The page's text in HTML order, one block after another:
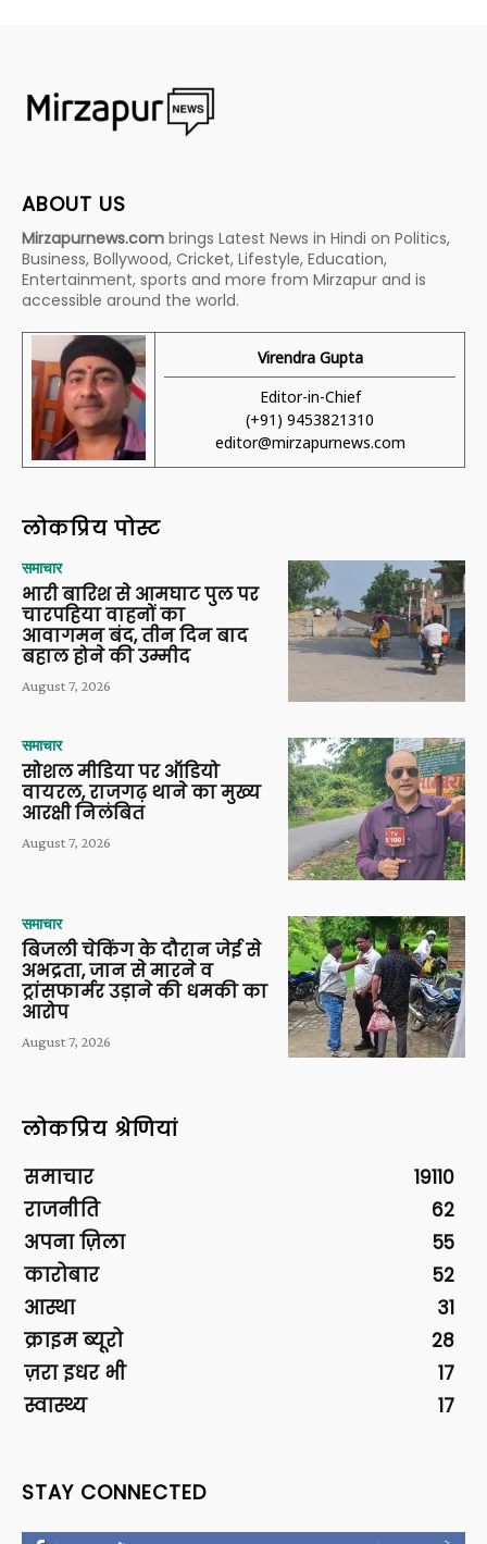
ABOUT US
Mirzapurnews.com brings Latest News in Hindi on Politics,
Business, Bollywood, Cricket, Lifestyle, Education,
Entertainment, sports and more from Mirzapur and is
accessible around the world.
Virendra Gupta
Editor-in-Chief
(+91) 9453821310
editor@mirzapurnews.com
लोकप्रिय पोस्ट
समाचार
भारी बारिश से आमघाट पुल पर
चारपहिया वाहनों का
आवागमन बंद, तीन दिन बाद
बहाल होने की उम्मीद
August 7, 2026
समाचार
सोशल मीडिया पर ऑडियो
वायरल, राजगढ़ थाने का मुख्य
आरक्षी निलंबित
August 7, 2026
समाचार
बिजली चेकिंग के दौरान जेई से
अभद्रता, जान से मारने व
ट्रांसफार्मर उड़ाने की धमकी का
आरोप
August 7, 2026
लोकप्रिय श्रेणियां
समाचार
19110
राजनीति
62
अपना ज़िला
55
कारोबार
52
आस्था
31
क्राइम ब्यूरो
28
ज़रा इधर भी
17
स्वास्थ्य
17
STAY CONNECTED